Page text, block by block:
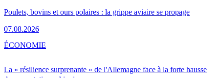
Poulets, bovins et ours polaires : la grippe aviaire se propage
07.08.2026
La « résilience surprenante » de l'Allemagne face à la forte hausse
ÉCONOMIE